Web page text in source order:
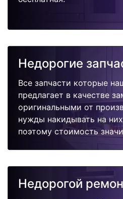
Недорогие
Все запчасти которые
предлагает в качестве
оригинальными от
нужды накидывать на
поэтому стоимость
Недорогой